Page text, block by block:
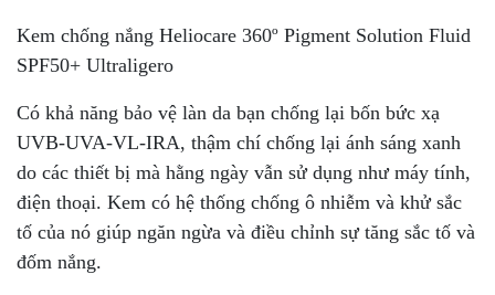
Kem chống nắng Heliocare 360º Pigment Solution Fluid
SPF50+ Ultraligero
Có khả năng bảo vệ làn da bạn chống lại bốn bức xạ
UVB-UVA-VL-IRA, thậm chí chống lại ánh sáng xanh
do các thiết bị mà hằng ngày vẫn sử dụng như máy tính,
điện thoại. Kem có hệ thống chống ô nhiễm và khử sắc
tố của nó giúp ngăn ngừa và điều chỉnh sự tăng sắc tố và
đốm nắng.